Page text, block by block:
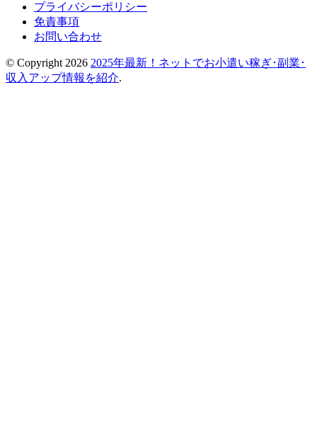
プライバシーポリシー
免責事項
お問い合わせ
© Copyright 2026 2025年最新！ネットでお小遣い稼ぎ･副業･
収入アップ情報を紹介.